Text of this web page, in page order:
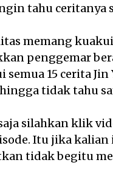
tahu ceritanya
memang
penggemar
semua 15 cerita
tidak tahu
silahkan klik
Itu jika
tidak begitu